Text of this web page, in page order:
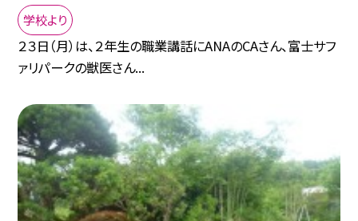
学校より
２３日（月）は、２年生の職業講話にANAのCAさん、富士サフ
ァリパークの獣医さん...